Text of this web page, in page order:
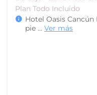
Plan Todo Incluido
Hotel Oasis
pie ... Ver más